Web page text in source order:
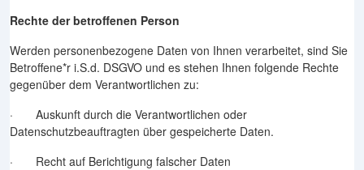
Rechte der betroffenen Person
Werden personenbezogene Daten von Ihnen verarbeitet, sind Sie
Betroffene*r i.S.d. DSGVO und es stehen Ihnen folgende Rechte
gegenüber dem Verantwortlichen zu:
· Auskunft durch die Verantwortlichen oder
Datenschutzbeauftragten über gespeicherte Daten.
· Recht auf Berichtigung falscher Daten